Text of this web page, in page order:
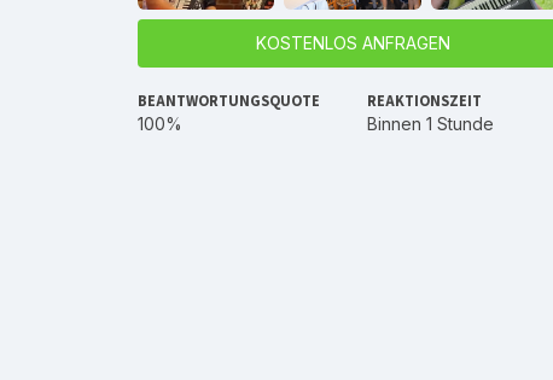
KOSTENLOS ANFRAGEN
BEANTWORTUNGSQUOTE
100%
REAKTIONSZEIT
Binnen 1 Stunde